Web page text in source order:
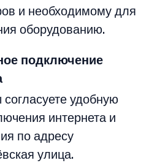
и необходимому для
оборудованию.
подключение
удобную
интернета и
по адресу
улица.